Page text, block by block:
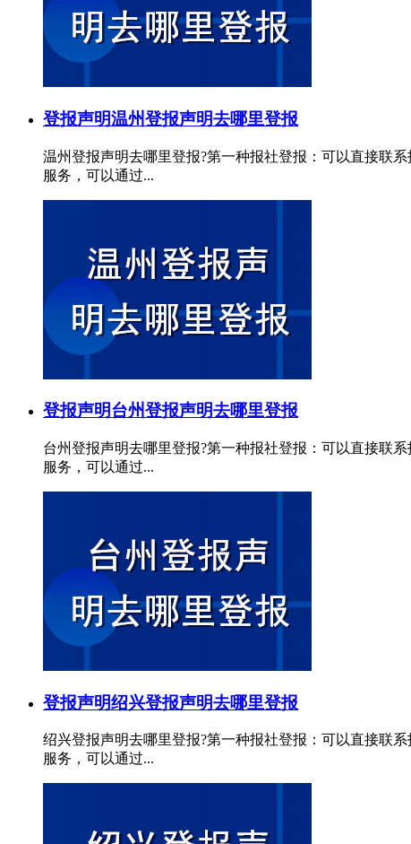
登报声明温州登报声明去哪里登报
温州登报声明去哪里登报?第一种报社登报：可以直接联
服务，可以通过...
登报声明台州登报声明去哪里登报
台州登报声明去哪里登报?第一种报社登报：可以直接联
服务，可以通过...
登报声明绍兴登报声明去哪里登报
绍兴登报声明去哪里登报?第一种报社登报：可以直接联
服务，可以通过...